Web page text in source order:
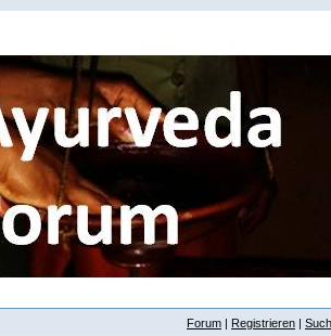
Forum | Registrieren |